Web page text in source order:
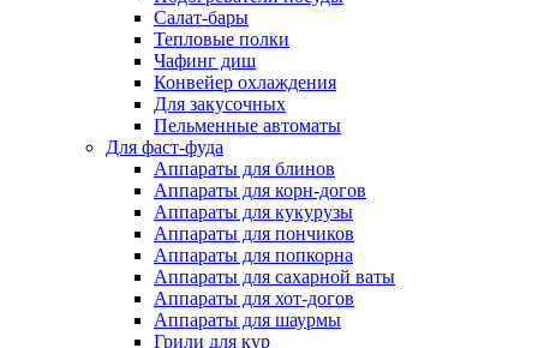
Салат-бары
Тепловые полки
Чафинг диш
Конвейер охлаждения
Для закусочных
Пельменные автоматы
Для фаст-фуда
Аппараты для блинов
Аппараты для корн-догов
Аппараты для кукурузы
Аппараты для пончиков
Аппараты для попкорна
Аппараты для сахарной ваты
Аппараты для хот-догов
Аппараты для шаурмы
Грили для кур